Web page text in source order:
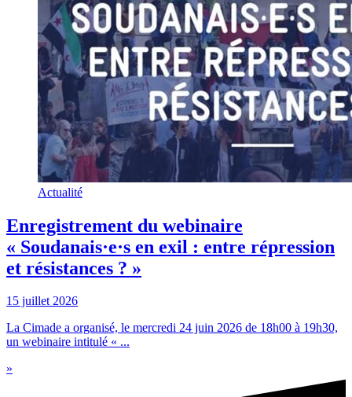
Actualité
Enregistrement du webinaire
« Soudanais·e·s en exil : entre répression
et résistances ? »
15 juillet 2026
La Cimade a organisé, le mercredi 24 juin 2026 de 18h00 à 19h30,
un webinaire intitulé « ...
»